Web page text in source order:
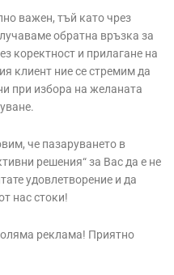
важен, тъй като чрез
обратна връзка за
коректност и прилагане на
клиент ние се стремим да
при избора на желаната
че пазаруването в
решения“ за Вас да е не
удовлетворение и да
нас стоки!
реклама! Приятно